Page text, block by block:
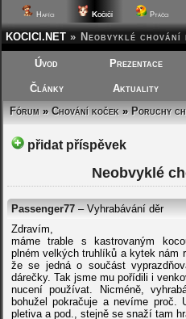
Hafíci Kočičí Ptáčci
KOCICI.NET » Neobvyklé chování
Úvod Prezentace
Články Aktuality
Fórum»Chování koček»Poruchy
přidat příspěvek
Neobvyklé
Passenger77 – Vyhrabávání děr
Zdravím,
máme trable s kastrovaným
plném velkých truhlíků a kytek nám
že se jedná o součást
dárečky. Tak jsme mu pořídili i
nucení používat. Nicméně,
bohužel pokračuje a nevíme
pletiva a pod., stejně se snaží tam